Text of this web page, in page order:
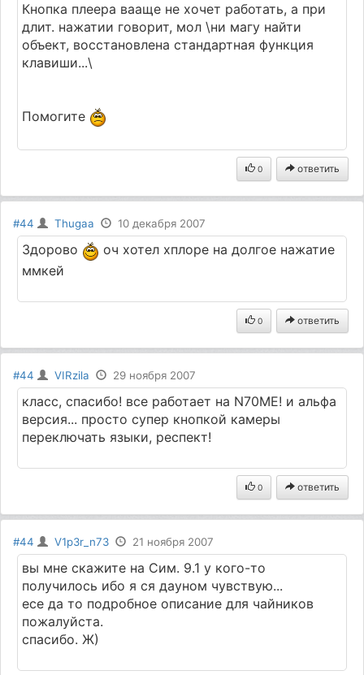
Кнопка плеера вааще не хочет работать, а при
длит. нажатии говорит, мол \ни магу найти
объект, восстановлена стандартная функция
клавиши...\
Помогите
0 ответить
#44 Thugaa 10 декабря 2007
Здорово
оч хотел хплоре на долгое нажатие
ммкей
0 ответить
#44 VIRzila 29 ноября 2007
класс, спасибо! все работает на N70ME! и альфа
версия... просто супер кнопкой камеры
переключать языки, респект!
0 ответить
#44 V1p3r_n73 21 ноября 2007
вы мне скажите на Сим. 9.1 у кого-то
получилось ибо я ся дауном чувствую...
есе да то подробное описание для чайников
пожалуйста.
спасибо. Ж)